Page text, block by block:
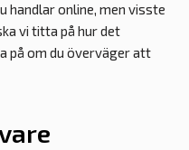
handlar online, men visste
vi titta på hur det
på om du överväger att